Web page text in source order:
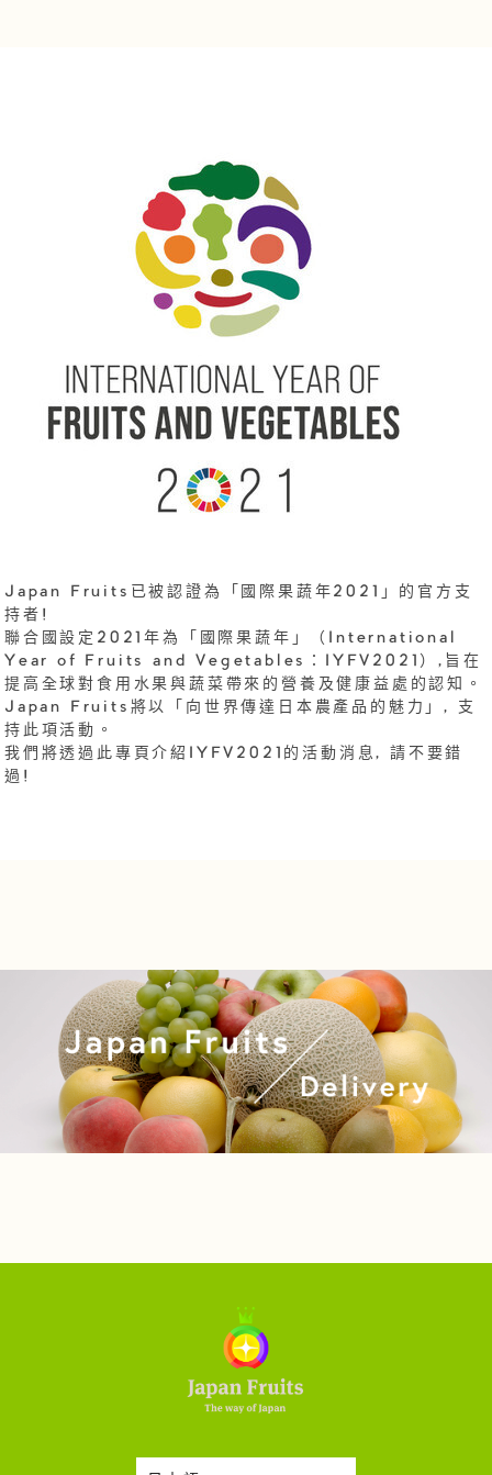
Japan Fruits已被認證為「國際果蔬年2021」的官方支
持者!
聯合國設定2021年為「國際果蔬年」（International
Year of Fruits and Vegetables：IYFV2021）,旨在
提高全球對食用水果與蔬菜帶來的營養及健康益處的認知。
Japan Fruits將以「向世界傳達日本農產品的魅力」, 支
持此項活動。
我們將透過此專頁介紹IYFV2021的活動消息, 請不要錯
過!